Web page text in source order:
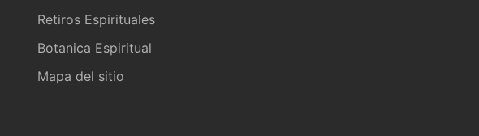
Retiros Espirituales
Botanica Espiritual
Mapa del sitio